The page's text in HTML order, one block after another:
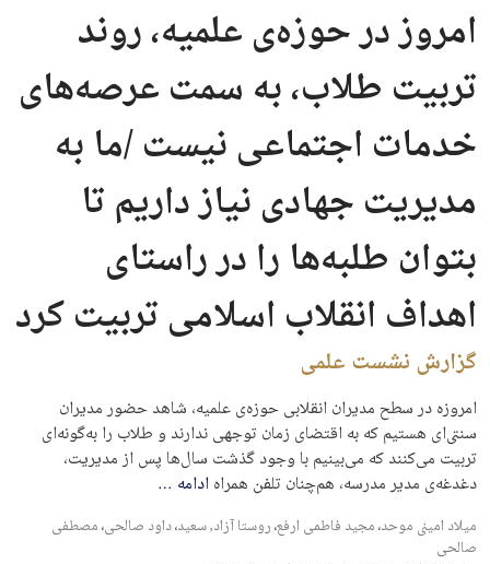
امروز در حوزه‌ی علمیه، روند
تربیت طلاب، به سمت عرصه‌های
خدمات اجتماعی نیست /ما به
مدیریت جهادی نیاز داریم تا
بتوان طلبه‌ها را در راستای
اهداف انقلاب اسلامی تربیت کرد
گزارش نشست علمی
امروزه در سطح مدیران انقلابی حوزه‌ی علمیه، شاهد حضور مدیران
سنتی‌ای هستیم که به اقتضای زمان توجهی ندارند و طلاب را به‌گونه‌ای
تربیت می‌کنند که می‌بینیم با وجود گذشت سال‌ها پس از مدیریت،
دغدغه‌ی مدیر مدرسه، هم‌چنان تلفن همراهادامه …
میلاد امینی موحد،مجید فاطمی ارفع،روستا آزاد,‌ سعید،داود صالحی،مصطفی
صالحی